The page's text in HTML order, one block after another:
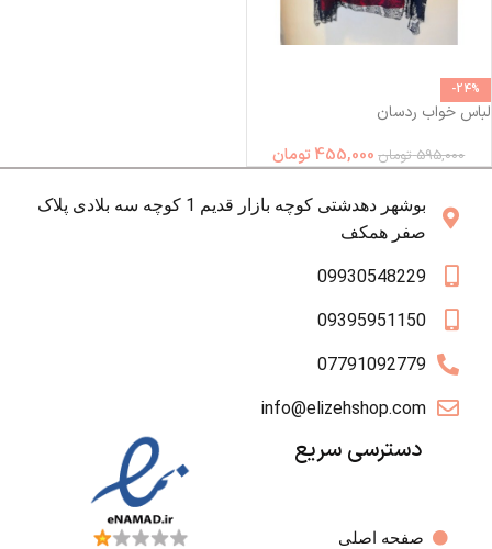
-24%
لباس خواب ردسان
595,000 تومان 455,000 تومان
بوشهر دهدشتی کوچه بازار قدیم 1 کوچه سه بلادی پلاک
صفر همکف
09930548229
09395951150
07791092779
info@elizehshop.com
دسترسی سریع
صفحه اصلی